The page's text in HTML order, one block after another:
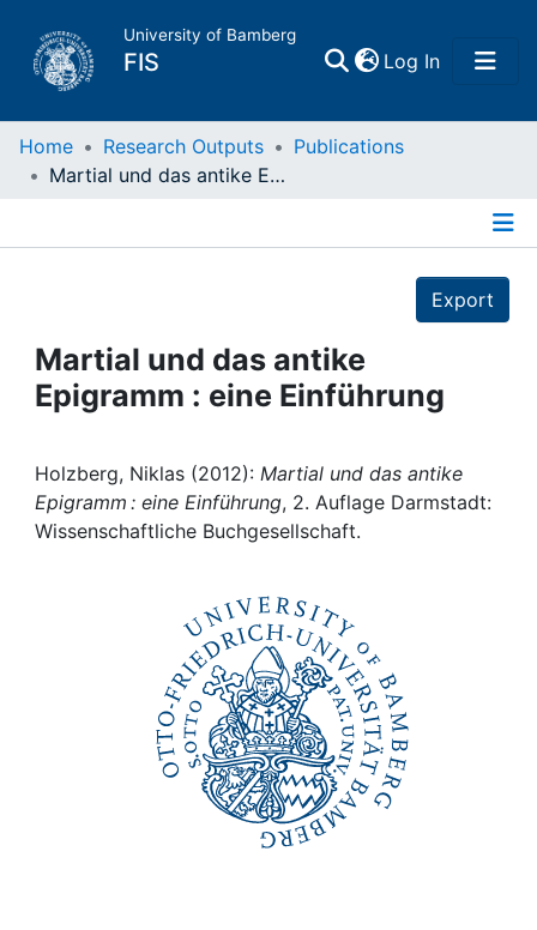
University of Bamberg
FIS Log In(current)
Home
Projects
People
Institutions
Awards
Home Research Outputs
Publications
Martial und das antike Epigramm : eine Einführung
Export
Martial und das antike
Epigramm : eine Einführung
Holzberg, Niklas (2012): Martial und das antike
Epigramm : eine Einführung, 2. Auflage Darmstadt:
Wissenschaftliche Buchgesellschaft.